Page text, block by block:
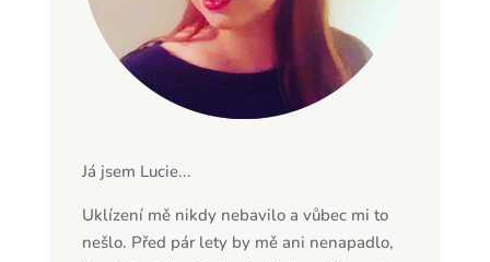
Já jsem Lucie...
Uklízení mě nikdy nebavilo a vůbec mi to
nešlo. Před pár lety by mě ani nenapadlo,